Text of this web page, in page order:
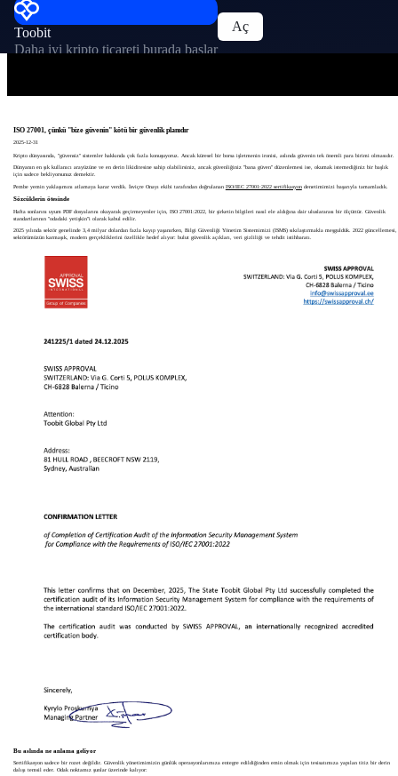
Toobit
Daha iyi kripto ticareti burada başlar
Aç
ISO 27001, çünkü "bize güvenin" kötü bir güvenlik planıdır
2025-12-31
Kripto dünyasında, "güvensiz" sistemler hakkında çok fazla konuşuyoruz. Ancak küresel bir borsa işletmenin ironisi, aslında güvenin tek önemli para birimi olmasıdır.
Dünyanın en şık kullanıcı arayüzüne ve en derin likiditesine sahip olabilirsiniz, ancak güvenliğiniz "bana güven" düzenlemesi ise, okumak istemediğiniz bir başlık
için sadece bekliyorsunuz demektir.
Pembe yemin yaklaşımını atlamaya karar verdik. İsviçre Onayı ekibi tarafından doğrulanan ISO/IEC 27001:2022 sertifikasyondenetimimizi başarıyla tamamladık.
Sözcüklerin ötesinde
Hafta sonlarını uyum PDF dosyalarını okuyarak geçirmeyenler için, ISO 27001:2022, bir şirketin bilgileri nasıl ele aldığına dair uluslararası bir ölçüttür. Güvenlik
standartlarının "odadaki yetişkin"i olarak kabul edilir.
2025 yılında sektör genelinde 3,4 milyar dolardan fazla kayıp yaşanırken, Bilgi Güvenliği Yönetim Sistemimizi (ISMS) sıkılaştırmakla meşguldük. 2022 güncellemesi,
sektörümüzün karmaşık, modern gerçekliklerini özellikle hedef alıyor: bulut güvenlik açıkları, veri gizliliği ve tehdit istihbaratı.
Bu aslında ne anlama geliyor
Sertifikasyon sadece bir rozet değildir. Güvenlik yönetimimizin günlük operasyonlarımıza entegre edildiğinden emin olmak için tesisatımıza yapılan titiz bir derin
dalışı temsil eder. Odak noktamız şunlar üzerinde kalıyor: